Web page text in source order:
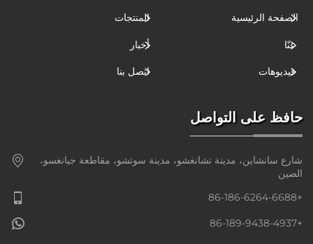
الصفحة الرئيسية المنتجات
عنّا أخبار
فيديوهات اتصل بنا
حافظ على التواصل
شارع سانشاين، مدينة تشانغشو، مدينة سوتشو، مقاطعة جيانغسو،
الصين
+86-186-6264-6688
+86-189-9438-4937